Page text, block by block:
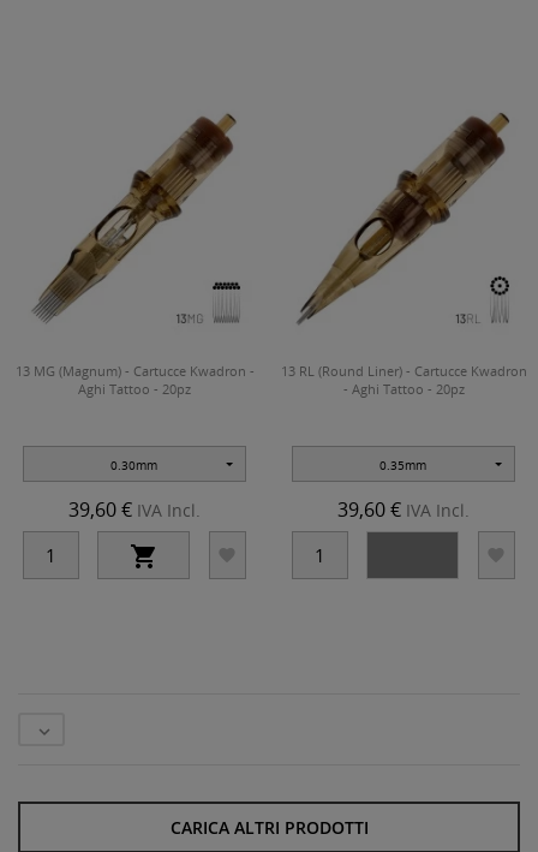
13 MG (Magnum) - Cartucce Kwadron -
Aghi Tattoo - 20pz
0.30mm
39,60 € IVA Incl.
 
13 RL (Round Liner) - Cartucce Kwadron
- Aghi Tattoo - 20pz
0.35mm
39,60 € IVA Incl.


CARICA ALTRI PRODOTTI